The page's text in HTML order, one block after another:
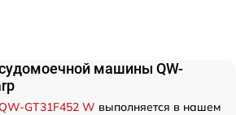
машины QW-
GT31F452 W выполняется в нашем